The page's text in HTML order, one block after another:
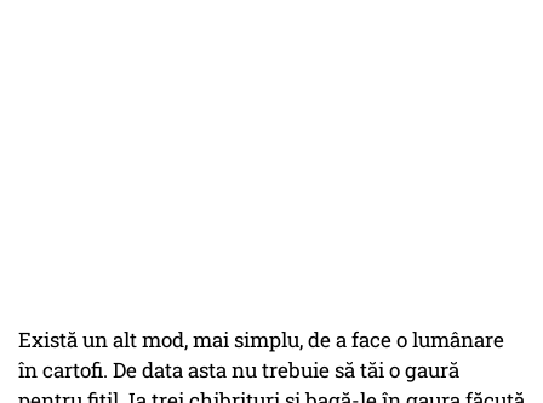
Există un alt mod, mai simplu, de a face o lumânare
în cartofi. De data asta nu trebuie să tăi o gaură